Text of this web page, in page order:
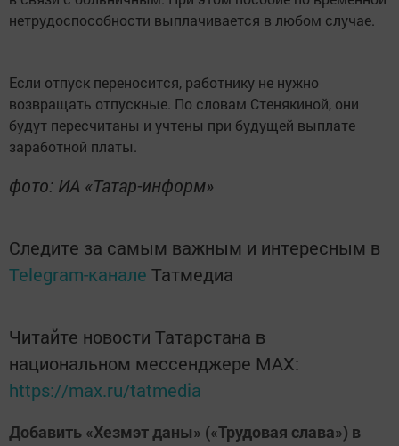
нетрудоспособности выплачивается в любом случае.
Если отпуск переносится, работнику не нужно
возвращать отпускные. По словам Стенякиной, они
будут пересчитаны и учтены при будущей выплате
заработной платы.
фото: ИА «Татар-информ»
Следите за самым важным и интересным в
Telegram-канале Татмедиа
Читайте новости Татарстана в
национальном мессенджере MАХ:
https://max.ru/tatmedia
Добавить «Хезмэт даны» («Трудовая слава») в